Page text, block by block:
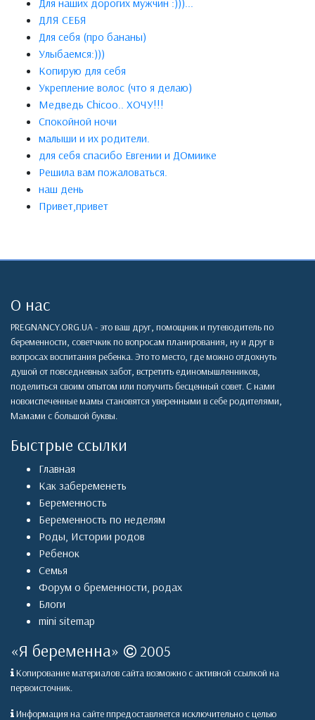
Для наших дорогих мужчин :)))...
ДЛЯ СЕБЯ
Для себя (про бананы)
Улыбаемся:)))
Копирую для себя
Укрепление волос (что я делаю)
Медведь Chicoo.. ХОЧУ!!!
Спокойной ночи
малыши и их родители.
для себя спасибо Евгении и ДОмиике
Решила вам пожаловаться.
наш день
Привет,привет
О нас
PREGNANCY.ORG.UA - это ваш друг, помощник и путеводитель по
беременности, советчкик по вопросам планирования, ну и друг в
вопросах воспитания ребенка. Это то место, где можно отдохнуть
душой от повседневных забот, встретить единомышленников,
поделиться своим опытом или получить бесценный совет. С нами
новоиспеченные мамы становятся уверенными в себе родителями,
Мамами с большой буквы.
Быстрые ссылки
Главная
Как забеременеть
Беременность
Беременность по неделям
Роды, Истории родов
Ребенок
Семья
Форум о бременности, родах
Блоги
mini sitemap
«Я беременна» 2005
Копирование материалов сайта возможно с активной ссылкой на
первоисточник.
Информация на сайте ппредоставляется исключительно с целью